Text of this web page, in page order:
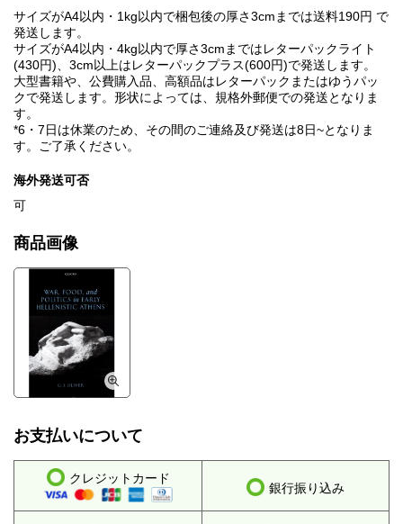
サイズがA4以内・1kg以内で梱包後の厚さ3cmまでは送料190円 で
発送します。
サイズがA4以内・4kg以内で厚さ3cmまではレターパックライト
(430円)、3cm以上はレターパックプラス(600円)で発送します。
大型書籍や、公費購入品、高額品はレターパックまたはゆうパッ
クで発送します。形状によっては、規格外郵便での発送となりま
す。
*6・7日は休業のため、その間のご連絡及び発送は8日~となりま
す。ご了承ください。
海外発送可否
可
商品画像
お支払いについて
クレジットカード
銀行振り込み